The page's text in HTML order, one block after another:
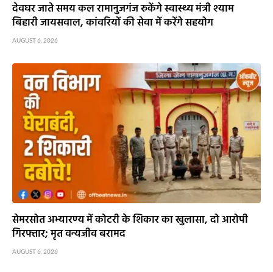
देवघर जाते समय कल रामानुजगंज रुकेंगे स्वास्थ्य मंत्री श्याम
बिहारी जायसवाल, कांवरियों की सेवा में करेंगे सहयोग
AUGUST 6, 2026
सेमरसोत अभ्यारण्य में कोटरी के शिकार का खुलासा, दो आरोपी
गिरफ्तार; मृत वन्यजीव बरामद
AUGUST 6, 2026